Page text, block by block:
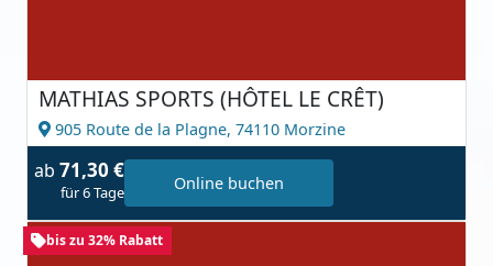
MATHIAS SPORTS (HÔTEL LE CRÊT)
905 Route de la Plagne, 74110 Morzine
ab 71,30 €
für 6 Tage Online buchen
bis zu 32% Rabatt